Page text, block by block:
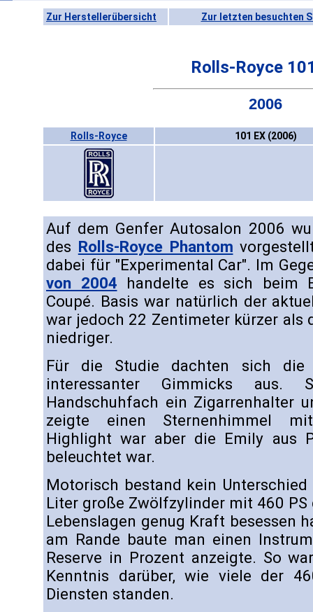
Zur Herstellerübersicht Zur letzten besuchten
Rolls-Royce
2006
Rolls-Royce 101 EX (2006)
Auf dem Genfer Autosalon 2006
des Rolls-Royce Phantom
dabei für "Experimental Car". Im
von 2004 handelte es sich beim
Coupé. Basis war natürlich der
war jedoch 22 Zentimeter kürzer als
niedriger.
Für die Studie dachten sich die
interessanter Gimmicks
Handschuhfach ein Zigarrenhalter
zeigte einen Sternenhimmel
Highlight war aber die Emily aus
beleuchtet war.
Motorisch bestand kein
Liter große Zwölfzylinder mit 460
Lebenslagen genug Kraft besessen
am Rande baute man einen
Reserve in Prozent anzeigte. So
Kenntnis darüber, wie viele der
Diensten standen.